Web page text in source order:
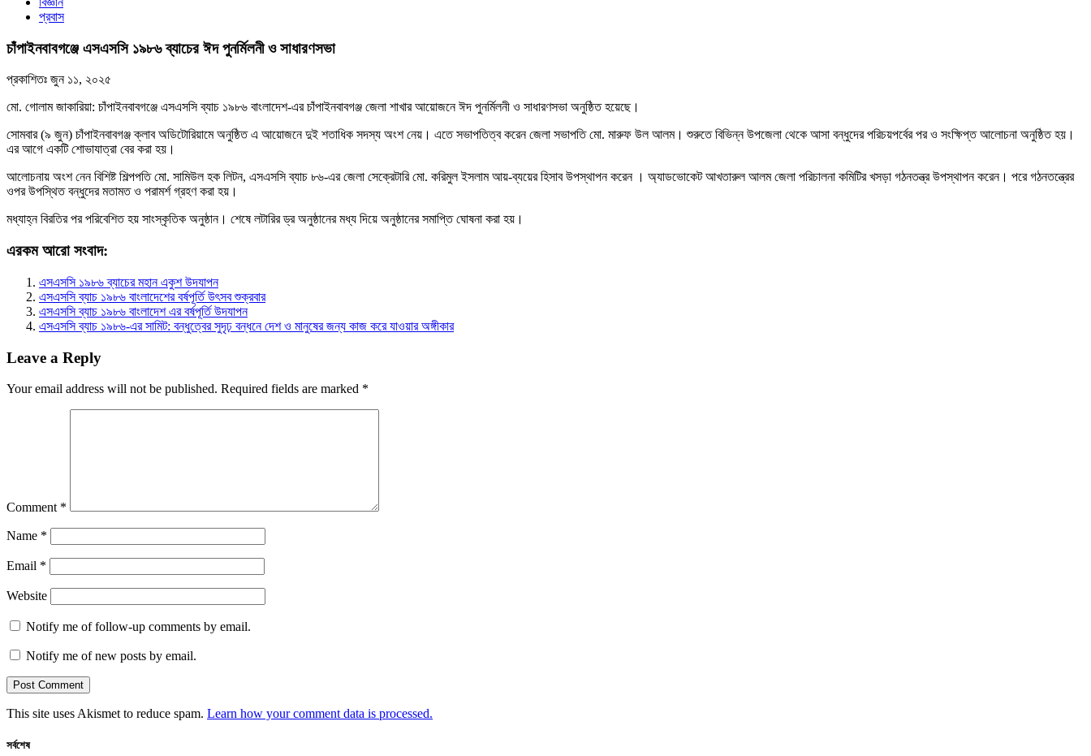
প্রবাস
চাঁপাইনবাবগঞ্জে এসএসসি ১৯৮৬ ব্যাচের ঈদ পুনর্মিলনী ও সাধারণসভা
প্রকাশিতঃ জুন ১১, ২০২৫
মো. গোলাম জাকারিয়া: চাঁপাইনবাবগঞ্জে এসএসসি ব্যাচ ১৯৮৬ বাংলাদেশ-এর চাঁপাইনবাবগঞ্জ জেলা শাখার আয়োজনে ঈদ পুনর্মিলনী ও সাধারণসভা অনুষ্ঠিত হয়েছে।
সোমবার (৯ জুন) চাঁপাইনবাবগঞ্জ ক্লাব অডিটোরিয়ামে অনুষ্ঠিত এ আয়োজনে দুই শতাধিক সদস্য অংশ নেয়। এতে সভাপতিত্ব করেন জেলা সভাপতি মো. মারুফ উল আলম। শুরুতে বিভিন্ন উপজেলা থেকে আসা বন্ধুদের পরিচয়পর্বের পর ও সংক্ষিপ্ত আলোচনা অনুষ্ঠিত হয়।
এর আগে একটি শোভাযাত্রা বের করা হয়।
আলোচনায় অংশ নেন বিশিষ্ট শিল্পপতি মো. সামিউল হক লিটন, এসএসসি ব্যাচ ৮৬-এর জেলা সেক্রেটারি মো. করিমুল ইসলাম আয়-ব্যয়ের হিসাব উপস্থাপন করেন । অ্যাডভোকেট আখতারুল আলম জেলা পরিচালনা কমিটির খসড়া গঠনতন্ত্র উপস্থাপন করেন। পরে গঠনতন্ত্রের
ওপর উপস্থিত বন্ধুদের মতামত ও পরামর্শ গ্রহণ করা হয়।
মধ্যাহ্ন বিরতির পর পরিবেশিত হয় সাংস্কৃতিক অনুষ্ঠান। শেষে লটারির ড্র অনুষ্ঠানের মধ্য দিয়ে অনুষ্ঠানের সমাপ্তি ঘোষনা করা হয়।
এরকম আরো সংবাদ:
এসএসসি ১৯৮৬ ব্যাচের মহান একুশ উদযাপন
এসএসসি ব্যাচ ১৯৮৬ বাংলাদেশের বর্ষপূর্তি উৎসব শুক্রবার
এসএসসি ব্যাচ ১৯৮৬ বাংলাদেশ এর বর্ষপূর্তি উদযাপন
এসএসসি ব্যাচ ১৯৮৬-এর সামিট: বন্ধুত্বের সুদৃঢ় বন্ধনে দেশ ও মানুষের জন্য কাজ করে যাওয়ার অঙ্গীকার
Leave a Reply
Your email address will not be published. Required fields are marked *
Comment *
Name *
Email *
Website
Notify me of follow-up comments by email.
Notify me of new posts by email.
This site uses Akismet to reduce spam. Learn how your comment data is processed.
সর্বশেষ